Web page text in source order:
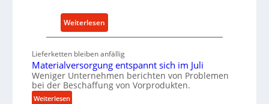
E
r
a
t
z
a
l
i
g
e
W
Weiterlesen:
D
u
t
s
Lieferketten bleiben anfällig
Materialversorgung entspannt sich im Juli
Weniger Unternehmen berichten von Problemen
bei der Beschaffung von Vorprodukten.
Weiterlesen: